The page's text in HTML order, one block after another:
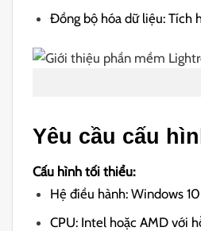
Đồng bộ hóa dữ liệu: Tích
Yêu cầu cấu
Cấu hình tối thiểu:
Hệ điều hành: Windows
CPU: Intel hoặc AMD với